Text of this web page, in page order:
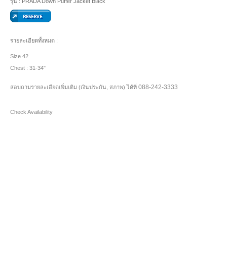
รายละเอียดทั้งหมด :
Size 42
Chest : 31-34"
สอบถามรายละเอียดเพิ่มเติม (เงินประกัน, สภาพ) ได้ที่ 088-242-3333
Check Availability